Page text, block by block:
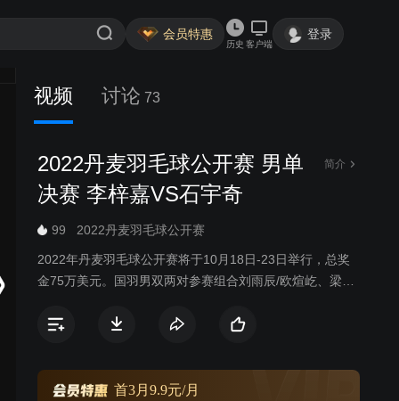
会员特惠
历史 客户端
登录
视频 讨论 73
2022丹麦羽毛球公开赛 男单
决赛 李梓嘉VS石宇奇
简介
99 2022丹麦羽毛球公开赛
2022年丹麦羽毛球公开赛将于10月18日-23日举行，总奖
金75万美元。国羽男双两对参赛组合刘雨辰/欧煊屹、梁伟
宇奇VS安东森，陆光祖PK桃田贤斗，赵俊鹏迎战普兰诺
国羽女双一共有四对选手参赛，陈清晨/贾一凡、郑雨/张殊
首3月9.9元/月